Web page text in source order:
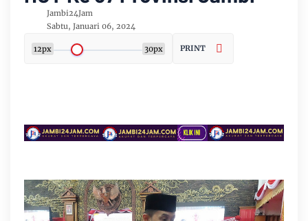
Jambi24Jam
Sabtu, Januari 06, 2024
12px 30px PRINT